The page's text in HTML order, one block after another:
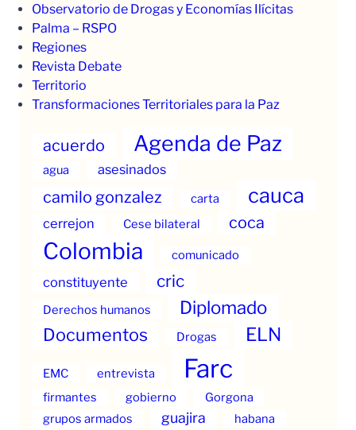
Observatorio de Drogas y Economías Ilícitas
Palma – RSPO
Regiones
Revista Debate
Territorio
Transformaciones Territoriales para la Paz
acuerdo Agenda de Paz
agua asesinados
camilo gonzalez carta cauca
cerrejon Cese bilateral coca
Colombia comunicado
constituyente cric
Derechos humanos Diplomado
Documentos Drogas ELN
EMC entrevista Farc
firmantes gobierno
Gorgona
grupos armados
guajira habana